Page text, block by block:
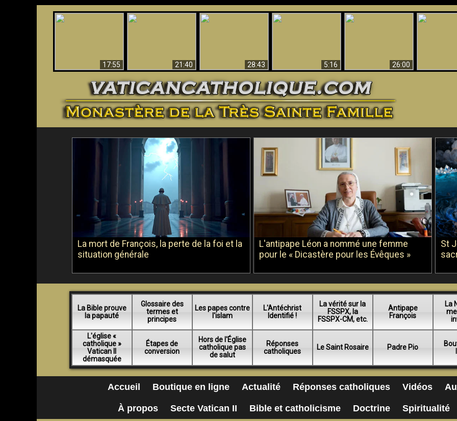
17:55
21:40
28:43
5:16
26:00
La mort de François, la perte de la foi et la
situation générale
L'antipape Léon a nommé une femme
pour le « Dicastère pour les Évêques »
St
La Bible prouve
la papauté
Glossaire des
termes et
principes
Les papes contre
l'islam
L'Antéchrist
Identifié !
La vérité sur la
FSSPX, la
FSSPX-CM, etc.
Antipape
François
La
L'église «
catholique »
Vatican II
démasquée
Étapes de
conversion
Hors de l'Église
catholique pas
de salut
Réponses
catholiques
Le Saint Rosaire Padre Pio
Accueil Boutique en ligne Actualité Réponses catholiques Vidéos
À propos Secte Vatican II Bible et catholicisme Doctrine Spiritualité